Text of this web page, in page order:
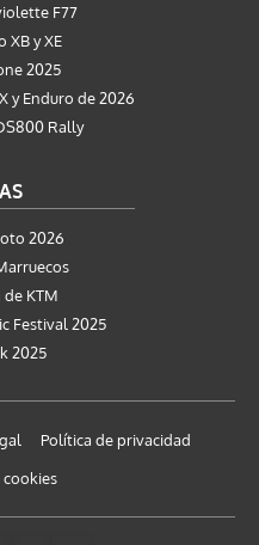
F77
XB y XE
2025
y Enduro de 2026
Rally
2026
de KTM
Festival 2025
2025
Política de privacidad
cookies